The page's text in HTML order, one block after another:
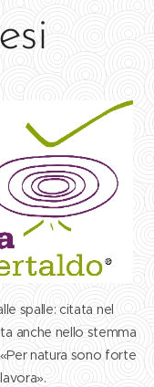
spalle: citata nel
anche nello stemma
natura sono forte